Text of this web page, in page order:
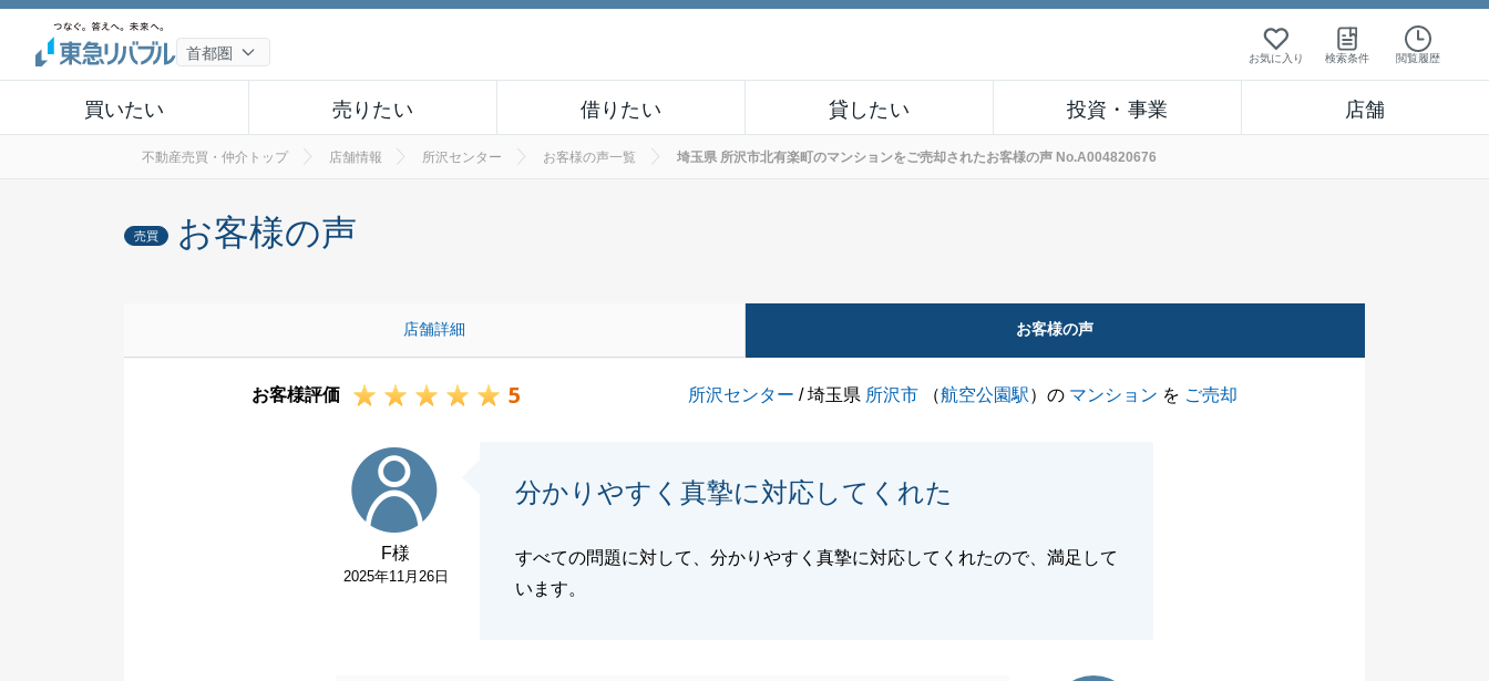
お気に入り 検索条件 閲覧履歴
買いたい 売りたい 借りたい 貸したい 投資・事業 店舗
不動産売買・仲介トップ 店舗情報 所沢センター お客様の声一覧 埼玉県 所沢市北有楽町のマンションをご売却されたお客様の声 No.A004820676
売買 お客様の声
店舗詳細 お客様の声
お客様評価 5 所沢センター / 埼玉県 所沢市 （航空公園駅）の マンション を ご売却
F様
2025年11月26日
分かりやすく真摯に対応してくれた
すべての問題に対して、分かりやすく真摯に対応してくれたので、満足して
います。